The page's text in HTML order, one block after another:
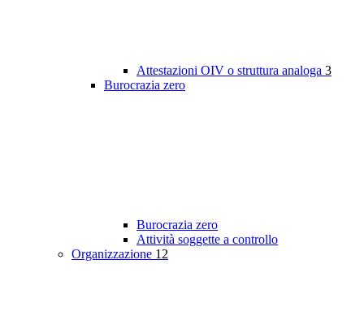
Attestazioni OIV o struttura analoga 3
Burocrazia zero
Burocrazia zero
Attività soggette a controllo
Organizzazione 12